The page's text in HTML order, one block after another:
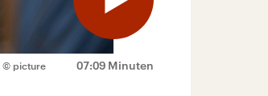
07:09 Minuten
© picture